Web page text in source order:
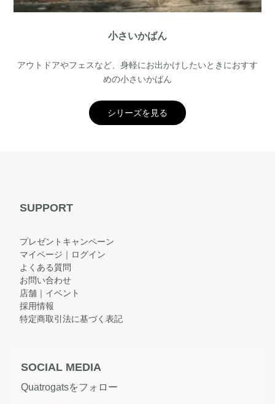
小さいかばん
アウトドアやフェスなど、身軽にお出かけしたいときにおすす
めの小さいかばん
シリーズを見る
SUPPORT
プレゼントキャンペーン
マイページ｜ログイン
よくある質問
お問い合わせ
店舗｜イベント
採用情報
特定商取引法に基づく表記
SOCIAL MEDIA
Quatrogatsをフォロー